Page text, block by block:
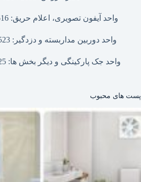
واحد آیفون تصویری، اعلام حریق: 09016102516
واحد دوربین مداربسته و دزدگیر: 09016102523
واحد جک پارکینگی و دیگر بخش ها: 09016102525
پست های محبوب